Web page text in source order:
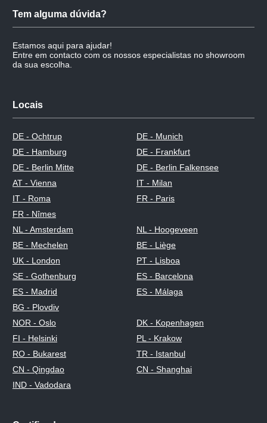
Tem alguma dúvida?
Estamos aqui para ajudar!
Entre em contacto com os nossos especialistas no showroom
da sua escolha.
Locais
DE - Ochtrup
DE - Munich
DE - Hamburg
DE - Frankfurt
DE - Berlin Mitte
DE - Berlin Falkensee
AT - Vienna
IT - Milan
IT - Roma
FR - Paris
FR - Nîmes
NL - Amsterdam
NL - Hoogeveen
BE - Mechelen
BE - Liège
UK - London
PT - Lisboa
SE - Gothenburg
ES - Barcelona
ES - Madrid
ES - Málaga
BG - Plovdiv
NOR - Oslo
DK - Kopenhagen
FI - Helsinki
PL - Krakow
RO - Bukarest
TR - Istanbul
CN - Qingdao
CN - Shanghai
IND - Vadodara